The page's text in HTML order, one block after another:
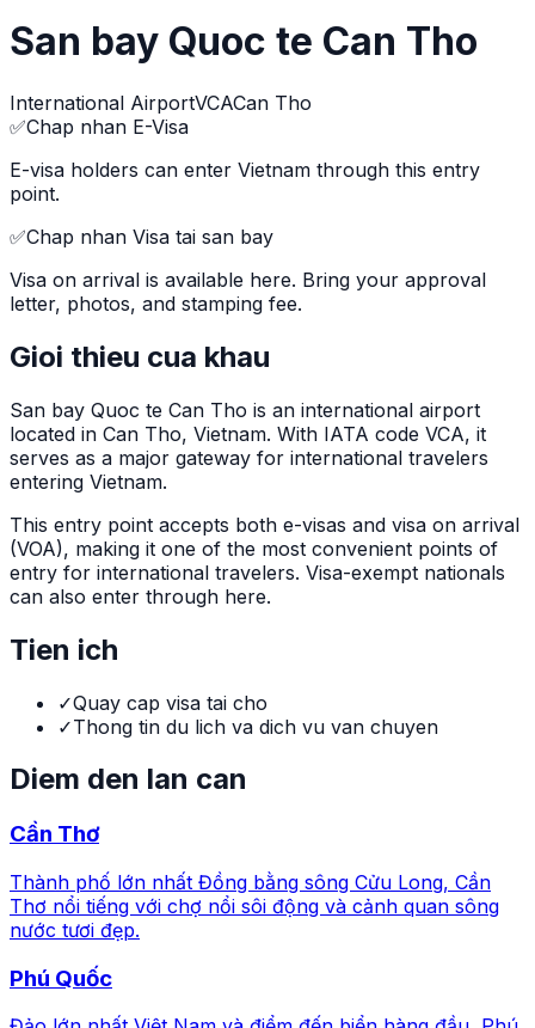
San bay Quoc te Can Tho
International AirportVCACan Tho
✅Chap nhan E-Visa
E-visa holders can enter Vietnam through this entry
point.
✅Chap nhan Visa tai san bay
Visa on arrival is available here. Bring your approval
letter, photos, and stamping fee.
Gioi thieu cua khau
San bay Quoc te Can Tho is an international airport
located in Can Tho, Vietnam. With IATA code VCA, it
serves as a major gateway for international travelers
entering Vietnam.
This entry point accepts both e-visas and visa on arrival
(VOA), making it one of the most convenient points of
entry for international travelers. Visa-exempt nationals
can also enter through here.
Tien ich
✓Quay cap visa tai cho
✓Thong tin du lich va dich vu van chuyen
Diem den lan can
Cần Thơ
Thành phố lớn nhất Đồng bằng sông Cửu Long, Cần
Thơ nổi tiếng với chợ nổi sôi động và cảnh quan sông
nước tươi đẹp.
Phú Quốc